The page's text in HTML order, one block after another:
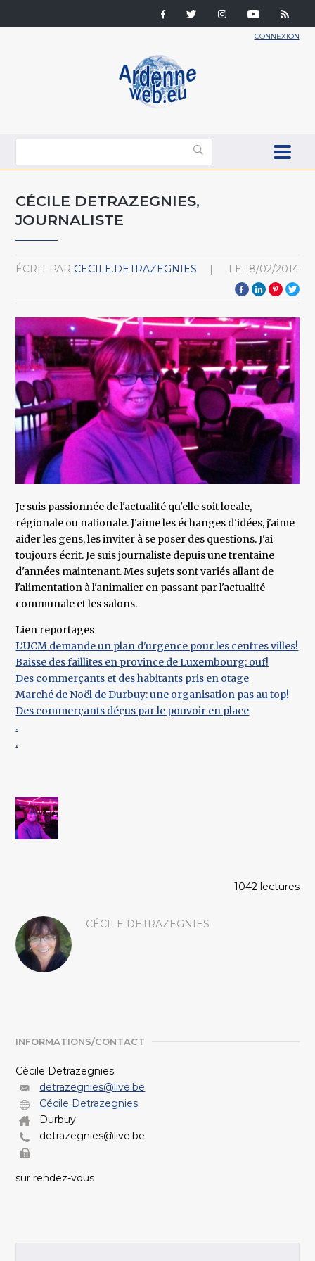
CONNEXION
CÉCILE DETRAZEGNIES,
JOURNALISTE
ÉCRIT PAR CECILE.DETRAZEGNIES LE 18/02/2014
Je suis passionnée de l'actualité qu'elle soit locale,
régionale ou nationale. J'aime les échanges d'idées, j'aime
aider les gens, les inviter à se poser des questions. J'ai
toujours écrit. Je suis journaliste depuis une trentaine
d'années maintenant. Mes sujets sont variés allant de
l'alimentation à l'animalier en passant par l'actualité
communale et les salons.
Lien reportages
L'UCM demande un plan d'urgence pour les centres villes!
Baisse des faillites en province de Luxembourg: ouf!
Des commerçants et des habitants pris en otage
Marché de Noël de Durbuy: une organisation pas au top!
Des commerçants déçus par le pouvoir en place
.
.
1042 lectures
CÉCILE DETRAZEGNIES
INFORMATIONS/CONTACT
Cécile Detrazegnies
detrazegnies@live.be
Cécile Detrazegnies
Durbuy
detrazegnies@live.be
sur rendez-vous